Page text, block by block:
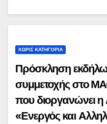
ΧΩΡΊΣ ΚΑΤΗΓΟΡΊΑ
Πρόσκληση
συμμετοχής στο
που διοργανώνει
«Ενεργός και